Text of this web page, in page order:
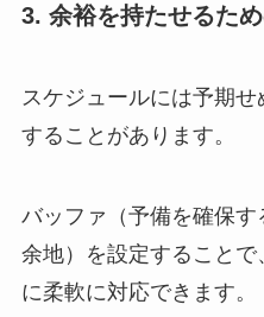
3. 余裕を持たせるた
スケジュールには予期
することがあります。
バッファ（予備を確保
余地）を設定すること
に柔軟に対応できます。